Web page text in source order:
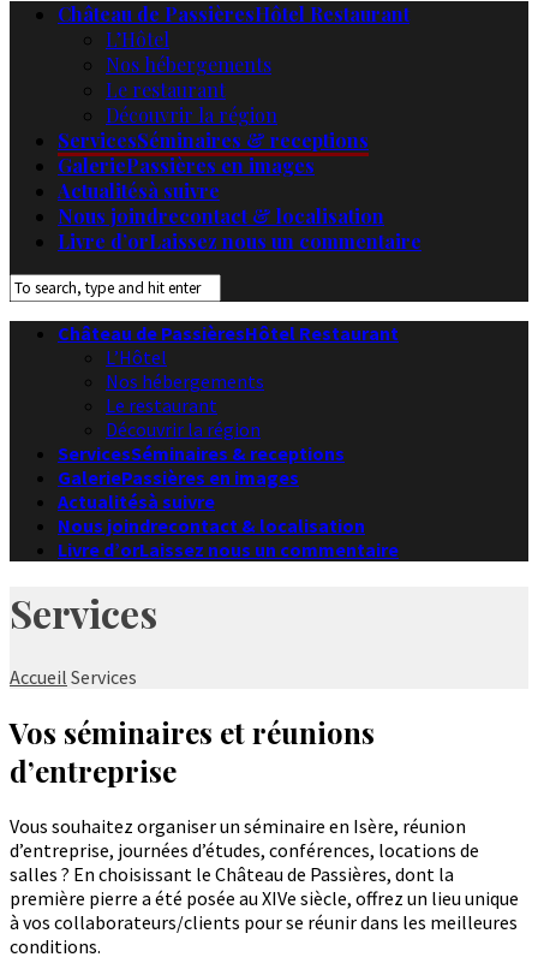
Château de PassièresHôtel Restaurant
L’Hôtel
Nos hébergements
Le restaurant
Découvrir la région
ServicesSéminaires & receptions
GaleriePassières en images
Actualitésà suivre
Nous joindrecontact & localisation
Livre d’orLaissez nous un commentaire
Château de PassièresHôtel Restaurant
L’Hôtel
Nos hébergements
Le restaurant
Découvrir la région
ServicesSéminaires & receptions
GaleriePassières en images
Actualitésà suivre
Nous joindrecontact & localisation
Livre d’orLaissez nous un commentaire
Services
Accueil Services
Vos séminaires et réunions
d’entreprise
Vous souhaitez organiser un séminaire en Isère, réunion
d’entreprise, journées d’études, conférences, locations de
salles ? En choisissant le Château de Passières, dont la
première pierre a été posée au XIVe siècle, offrez un lieu unique
à vos collaborateurs/clients pour se réunir dans les meilleures
conditions.